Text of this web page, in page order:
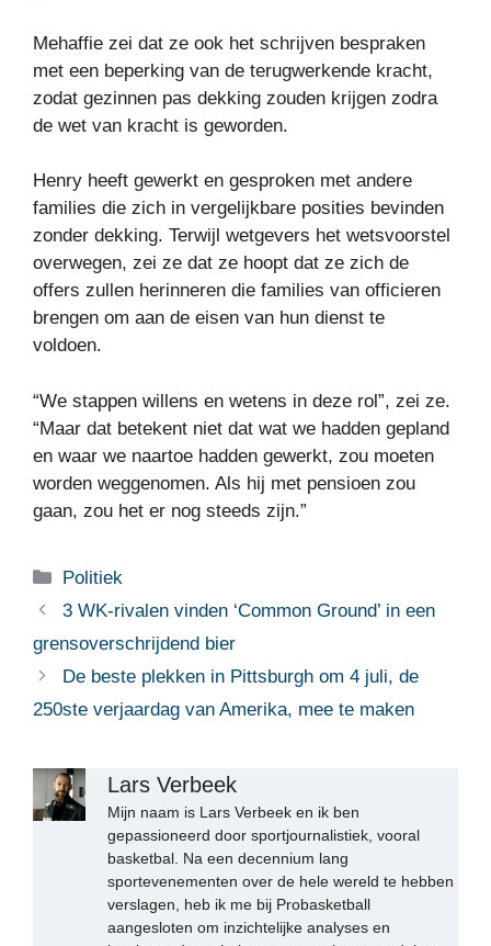
Mehaffie zei dat ze ook het schrijven bespraken
met een beperking van de terugwerkende kracht,
zodat gezinnen pas dekking zouden krijgen zodra
de wet van kracht is geworden.
Henry heeft gewerkt en gesproken met andere
families die zich in vergelijkbare posities bevinden
zonder dekking. Terwijl wetgevers het wetsvoorstel
overwegen, zei ze dat ze hoopt dat ze zich de
offers zullen herinneren die families van officieren
brengen om aan de eisen van hun dienst te
voldoen.
“We stappen willens en wetens in deze rol”, zei ze.
“Maar dat betekent niet dat wat we hadden gepland
en waar we naartoe hadden gewerkt, zou moeten
worden weggenomen. Als hij met pensioen zou
gaan, zou het er nog steeds zijn.”
Categorieën
Politiek
3 WK-rivalen vinden ‘Common Ground’ in een
grensoverschrijdend bier
De beste plekken in Pittsburgh om 4 juli, de
250ste verjaardag van Amerika, mee te maken
Lars Verbeek
Mijn naam is Lars Verbeek en ik ben
gepassioneerd door sportjournalistiek, vooral
basketbal. Na een decennium lang
sportevenementen over de hele wereld te hebben
verslagen, heb ik me bij Probasketball
aangesloten om inzichtelijke analyses en